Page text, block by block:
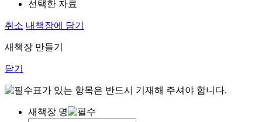
선택한 자료
취소 내책장에 담기
새책장 만들기
닫기
표가 있는 항목은 반드시 기재해 주셔야 합니다.
새책장 명